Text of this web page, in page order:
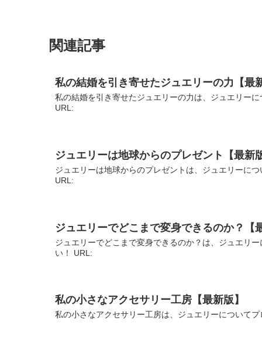
関連記事
私の結婚を引き寄せたジュエリーの力【最
私の結婚を引き寄せたジュエリーの力は、ジュエリー
URL:
ジュエリーは地球からのプレゼント【最新
ジュエリーは地球からのプレゼントは、ジュエリーに
URL:
ジュエリーでどこまで変身できるのか？【
ジュエリーでどこまで変身できるのか？は、ジュエリ
い！ URL:
私の小さなアクセサリー工房【最新版】
私の小さなアクセサリー工房は、ジュエリーについて